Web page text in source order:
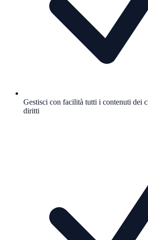
Gestisci con facilità tutti i contenuti dei
diritti